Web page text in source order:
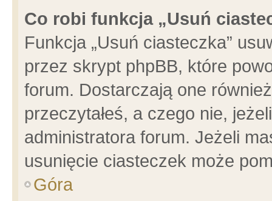
Co robi funkcja „Usuń
Funkcja „Usuń ciasteczka”
przez skrypt phpBB, które
forum. Dostarczają one
przeczytałeś, a czego nie,
administratora forum. Jeżeli
usunięcie ciasteczek może
Góra